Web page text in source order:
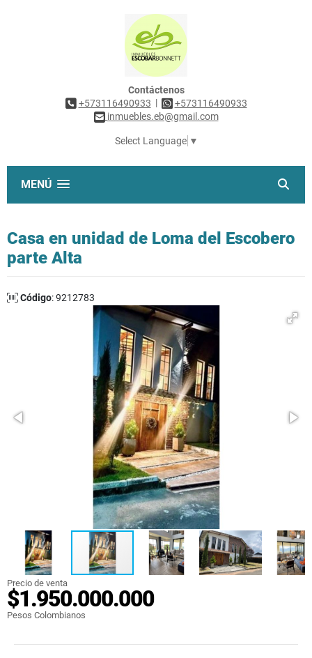
Contáctenos
+573116490933 |
+573116490933
inmuebles.eb@gmail.com
Select Language ▼
MENÚ
Casa en unidad de Loma del Escobero
parte Alta
Código: 9212783
Precio de venta
$1.950.000.000
Pesos Colombianos